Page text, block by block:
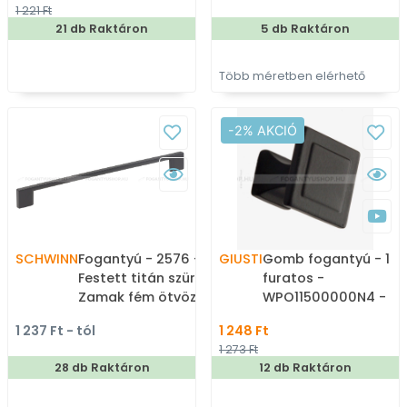
porcelánnal kombinált
antikolt fém
1 221 Ft
21 db Raktáron
5 db Raktáron
Több méretben elérhető
SCHWINNFogantyú - 2576 -
Festett titán szürke -
Zamak fém ötvözet -
színes fém
bútorfogantyú
1 237 Ft - tól
28 db Raktáron
-2% AKCIÓ
GIUSTIGomb fogantyú - 1
furatos -
WPO11500000N4 -
Zamak fém ötvözet -
Antikolt, vintage fém
gombfogantyú
1 248 Ft
1 273 Ft
12 db Raktáron